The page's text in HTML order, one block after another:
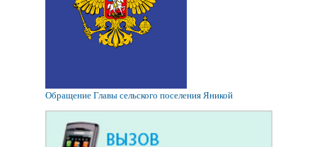
Обращение Главы сельского поселения Яникой